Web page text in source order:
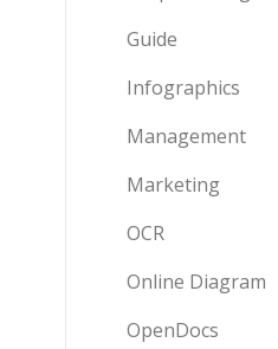
Guide
Infographics
Management
Marketing
OCR
Online Diagram
OpenDocs